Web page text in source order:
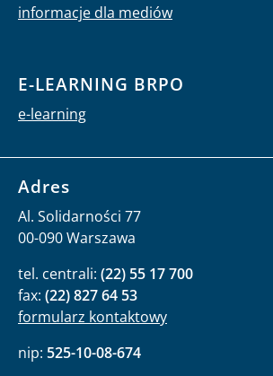
informacje dla mediów
E-LEARNING BRPO
e-learning
Adres
Al. Solidarności 77
00-090 Warszawa
tel. centrali: (22) 55 17 700
fax: (22) 827 64 53
formularz kontaktowy
nip: 525-10-08-674